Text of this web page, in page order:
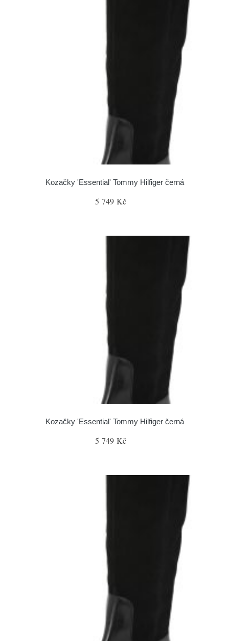
Kozačky 'Essential' Tommy Hilfiger černá
5 749 Kč
Kozačky 'Essential' Tommy Hilfiger černá
5 749 Kč